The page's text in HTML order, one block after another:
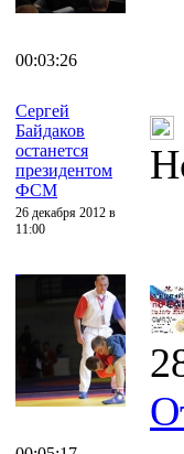
00:03:26
Сергей
Байдаков
останется
президентом
ФСМ
26 декабря 2012 в
11:00